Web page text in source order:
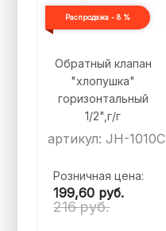
Распродажа - 8 %
Обратный клапан
"хлопушка"
горизонтальный
1/2",г/г
артикул: JH-1010C
Розничная цена:
199,60 руб.
216 руб.